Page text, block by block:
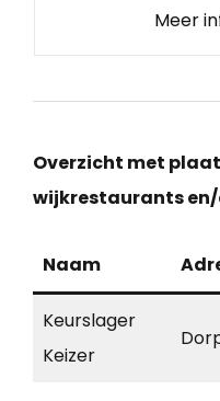
Meer
Overzicht met
wijkrestaurants
Naam
Keurslager
Keizer